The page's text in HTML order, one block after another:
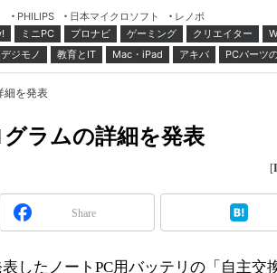
PHILIPS 日本マイクロソフト
レノボ
ミニPC プロナビ ゲーミング クリエイター
デジモノ 教育とIT Mac・iPad アキバ PCパーツ
細を発表
ラムの詳細を発表
[
Share
したノートPC用バッテリの「自主交